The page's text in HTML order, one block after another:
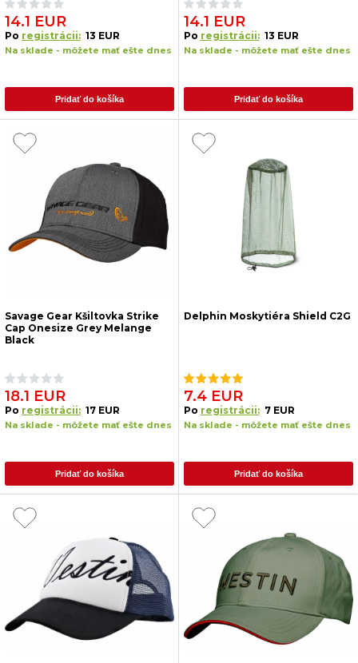
14.1 EUR
Po registrácii: 13 EUR
Na sklade - môžete mať ešte dnes
Pridať do košíka
14.1 EUR
Po registrácii: 13 EUR
Na sklade - môžete mať ešte dnes
Pridať do košíka
Savage Gear Kšiltovka Strike
Cap Onesize Grey Melange
Black
18.1 EUR
Po registrácii: 17 EUR
Na sklade - môžete mať ešte dnes
Pridať do košíka
Delphin Moskytiéra Shield C2G
7.4 EUR
Po registrácii: 7 EUR
Na sklade - môžete mať ešte dnes
Pridať do košíka